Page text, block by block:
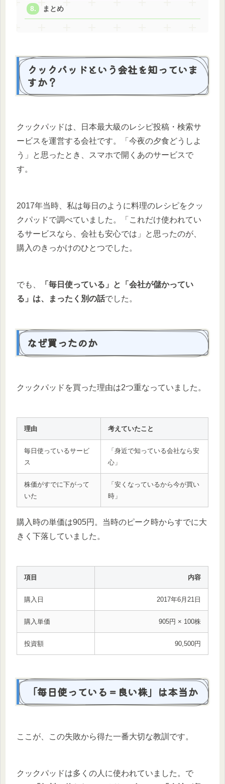
まとめ
クックパッドという会社を知っていま
すか？
クックパッドは、日本最大級のレシピ投稿・検索サ
ービスを運営する会社です。「今夜の夕食どうしよ
う」と思ったとき、スマホで開くあのサービスで
す。
2017年当時、私は毎日のように料理のレシピをクッ
クパッドで調べていました。「これだけ使われてい
るサービスなら、会社も安心では」と思ったのが、
購入のきっかけのひとつでした。
でも、
「毎日使っている」と「会社が儲かってい
る」は、まったく別の話でした。
なぜ買ったのか
クックパッドを買った理由は2つ重なっていました。
理由 考えていたこと
毎日使っているサービ
ス
「身近で知っている会社なら安
心」
株価がすでに下がって
いた
「安くなっているから今が買い
時」
購入時の単価は905円。当時のピーク時からすでに大
きく下落していました。
項目 内容
購入日 2017年6月21日
購入単価 905円 × 100株
投資額 90,500円
「毎日使っている＝良い株」は本当か
ここが、この失敗から得た一番大切な教訓です。
クックパッドは多くの人に使われていました。で